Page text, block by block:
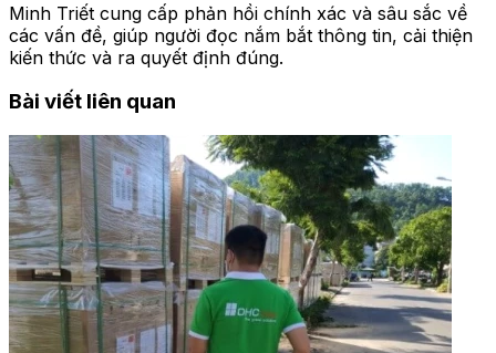
Minh Triết cung cấp phản hồi chính xác và sâu sắc về
các vấn đề, giúp người đọc nắm bắt thông tin, cải thiện
kiến thức và ra quyết định đúng.
Bài viết liên quan